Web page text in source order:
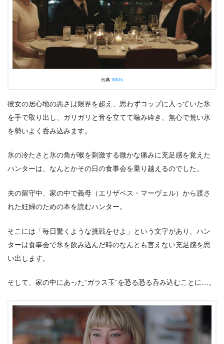
出典: IMDb
彼女の居心地の悪さは限界を超え、思わずコップに入っていた氷
を手で取り出し、ガリガリと音を立てて噛み砕き、無心で荒い氷
を勢いよく呑み込みます。
氷の冷たさと氷の角が喉を刺激する微かな痛みに充足感を覚えた
ハンターは、なんとかその日の食事会を乗り越えるのでした。
夫の留守中、家の中で義母（エリザベス・マーヴェル）から渡さ
れた妊婦のための本を読むハンター。
そこには「毎日驚くような挑戦をせよ」という文字があり、ハン
ターは食事会で氷を飲み込んだ時のなんとも言えない充足感を思
い出します。
そして、家の中にあった“ガラス玉”を恐る恐る呑み込むことに…。